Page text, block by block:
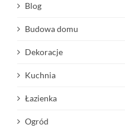
Blog
Budowa domu
Dekoracje
Kuchnia
Łazienka
Ogród